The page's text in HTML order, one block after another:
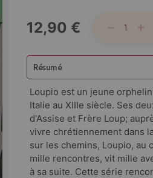
12,90 €
Résumé
Loupio est un jeune
Italie au XIIIe siècle. Ses
d'Assise et Frère Loup;
vivre chrétiennement dans
sur les chemins, Loupio, au
mille rencontres, vit mille
à sa suite. Cette série